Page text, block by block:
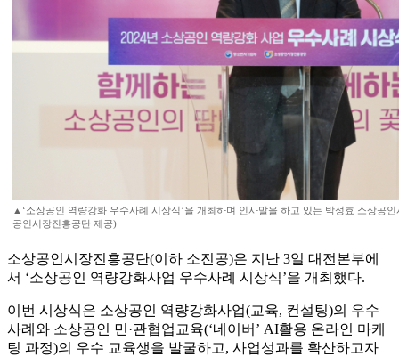
▲‘소상공인 역량강화 우수사례 시상식’을 개최하며 인사말을 하고 있는 박성효 소상공
공인시장진흥공단 제공)
소상공인시장진흥공단(이하 소진공)은 지난 3일 대전본부에
서 ‘소상공인 역량강화사업 우수사례 시상식’을 개최했다.
이번 시상식은 소상공인 역량강화사업(교육, 컨설팅)의 우수
사례와 소상공인 민·관협업교육(‘네이버’ AI활용 온라인 마케
팅 과정)의 우수 교육생을 발굴하고, 사업성과를 확산하고자